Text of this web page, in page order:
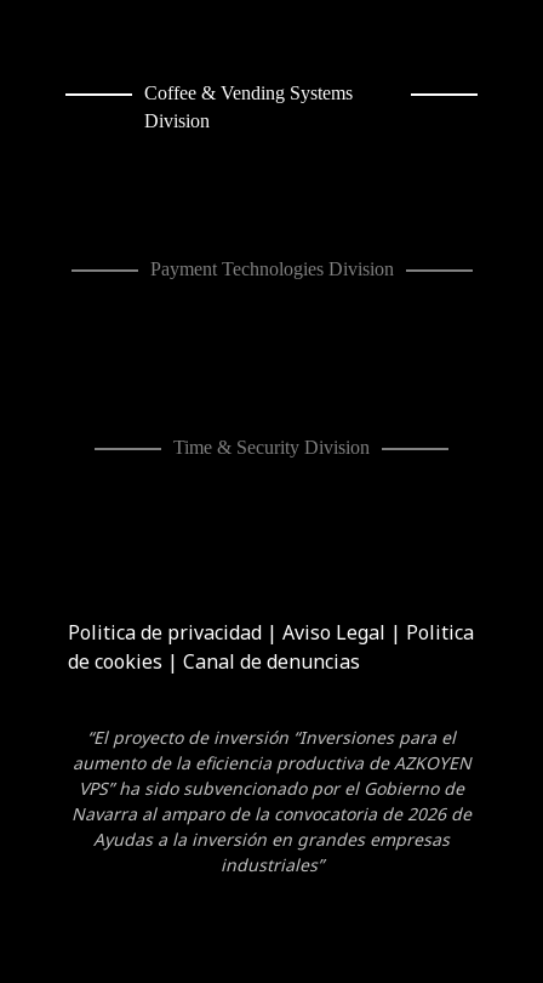
Coffee & Vending Systems
Division
Payment Technologies Division
Time & Security Division
Politica de privacidad |Aviso Legal | Politica
de cookies |Canal de denuncias
“El proyecto de inversión “Inversiones para el
aumento de la eficiencia productiva de AZKOYEN
VPS” ha sido subvencionado por el Gobierno de
Navarra al amparo de la convocatoria de 2026 de
Ayudas a la inversión en grandes empresas
industriales”